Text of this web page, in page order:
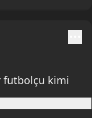
futbolçu kimi